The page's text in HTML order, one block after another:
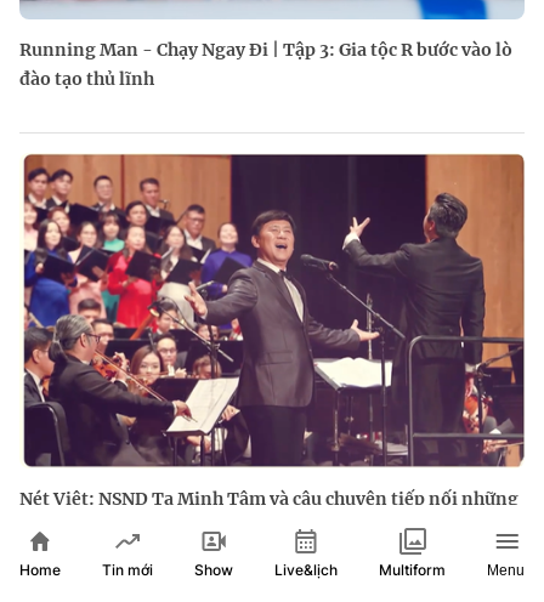
Running Man - Chạy Ngay Đi | Tập 3: Gia tộc R bước vào lò
đào tạo thủ lĩnh
Nét Việt: NSND Tạ Minh Tâm và câu chuyện tiếp nối những
giai điệu tự hào
Home Tin mới Show Live&lịch Multiform Menu